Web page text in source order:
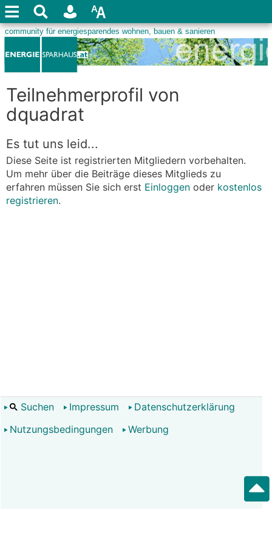
Teilnehmerprofil von
dquadrat
Es tut uns leid...
Diese Seite ist registrierten Mitgliedern vorbehalten.
Um mehr über die Beiträge dieses Mitglieds zu
erfahren müssen Sie sich erst Einloggen oder kostenlos
registrieren.
Suchen Impressum
Datenschutzerklärung
Nutzungsbedingungen
Werbung